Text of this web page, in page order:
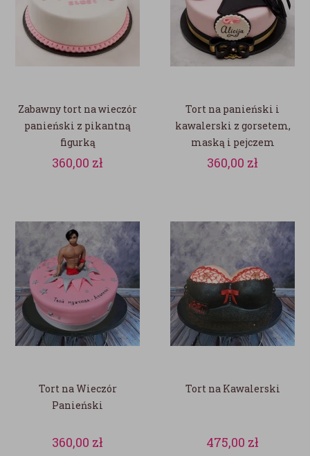
Zabawny tort na wieczór
panieński z pikantną
figurką
360,00 zł
Tort na panieński i
kawalerski z gorsetem,
maską i pejczem
360,00 zł
Tort na Wieczór
Panieński
360,00 zł
Tort na Kawalerski
475,00 zł